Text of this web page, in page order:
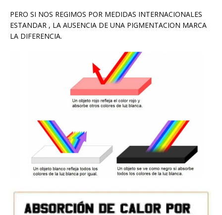
PERO SI NOS REGIMOS POR MEDIDAS INTERNACIONALES
ESTANDAR , LA AUSENCIA DE UNA PIGMENTACION MARCA
LA DIFERENCIA.